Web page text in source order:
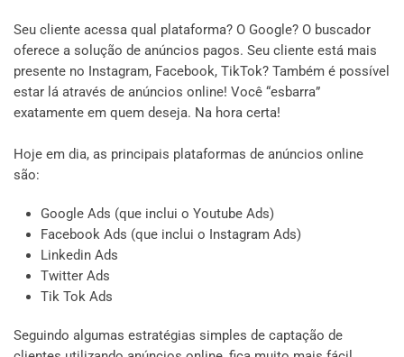
Seu cliente acessa qual plataforma? O Google? O buscador
oferece a solução de anúncios pagos. Seu cliente está mais
presente no Instagram, Facebook, TikTok? Também é possível
estar lá através de anúncios online! Você “esbarra”
exatamente em quem deseja. Na hora certa!
Hoje em dia, as principais plataformas de anúncios online
são:
Google Ads (que inclui o Youtube Ads)
Facebook Ads (que inclui o Instagram Ads)
Linkedin Ads
Twitter Ads
Tik Tok Ads
Seguindo algumas estratégias simples de captação de